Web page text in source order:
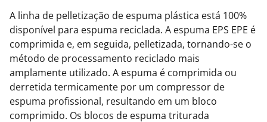
A linha de pelletização de espuma plástica está 100%
disponível para espuma reciclada. A espuma EPS EPE é
comprimida e, em seguida, pelletizada, tornando-se o
método de processamento reciclado mais
amplamente utilizado. A espuma é comprimida ou
derretida termicamente por um compressor de
espuma profissional, resultando em um bloco
comprimido. Os blocos de espuma triturada